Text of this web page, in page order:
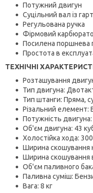
Потужний двигун
Суцільний вал із
Регульована ручка
Фірмовий
Посилена поршнева
Простота в
ТЕХНІЧНІ
Розташування
Тип двигуна:
Тип штанги: Пряма,
Різальний елемент:
Потужність
Об'єм двигуна: 43
Холостійка хода:
Ширина скошування
Ширина скошування
Об'єм паливного
Паливна суміш:
Вага: 8 кг